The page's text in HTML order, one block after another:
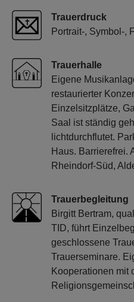
Trauerdruck
Portrait-, Symbol-,
Trauerhalle
Eigene
restaurierter
Einzelsitzplätze,
Saal ist ständig
lichtdurchflutet.
Haus. Barrierefrei.
Rheindorf-Süd,
Trauerbegleitung
Birgitt Bertram,
TID, führt
geschlossene
Trauerseminare.
Kooperationen mit